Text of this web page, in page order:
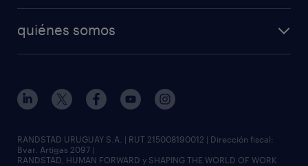
quiénes somos
RANDSTAD URUGUAY S.A. | RUT 215008190012 | Dirección fiscal:
Bvar. Artigas 2097 |
RANDSTAD, HUMAN FORWARD y SHAPING THE WORLD OF WORK